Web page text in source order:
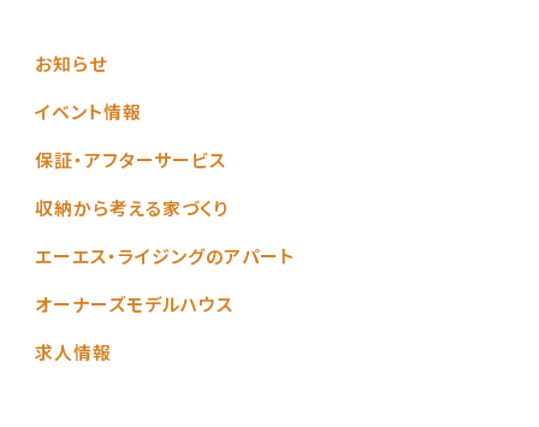
お知らせ
イベント情報
保証・アフターサービス
収納から考える家づくり
エーエス・ライジングのアパート
オーナーズモデルハウス
求人情報